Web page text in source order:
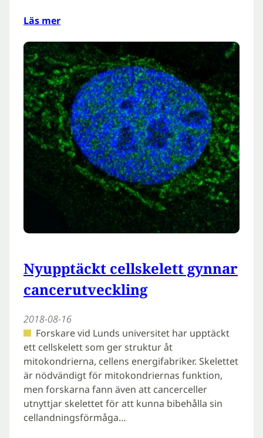
Läs mer
Nyupptäckt cellskelett gynnar
cancerutveckling
2018-08-16
Forskare vid Lunds universitet har upptäckt
ett cellskelett som ger struktur åt
mitokondrierna, cellens energifabriker. Skelettet
är nödvändigt för mitokondriernas funktion,
men forskarna fann även att cancerceller
utnyttjar skelettet för att kunna bibehålla sin
cellandningsförmåga…